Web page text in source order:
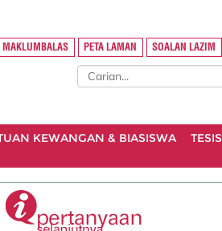
MAKLUMBALAS PETA LAMAN SOALAN LAZIM
KEWANGAN & BIASISWA
TESIS